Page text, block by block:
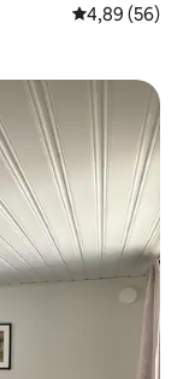
4,89 de
4,89 (56)